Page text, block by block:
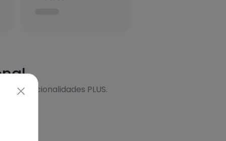
funcionalidades PLUS.